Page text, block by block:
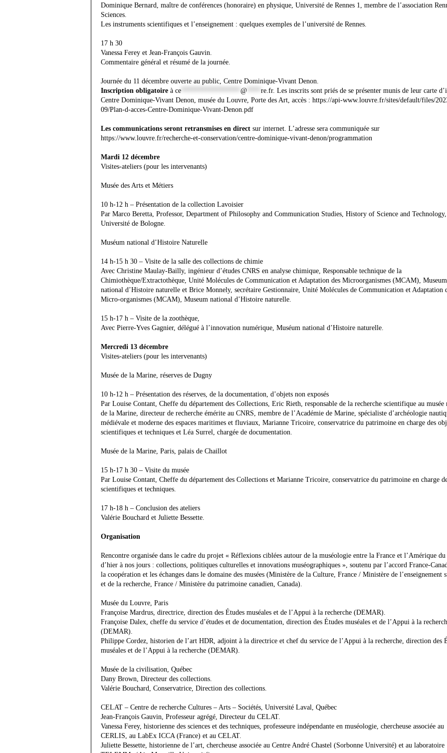
Dominique Bernard, maître de conférences (honoraire) en physique, Université de Rennes 1, membre de l’association
Sciences.
Les instruments scientifiques et l’enseignement : quelques exemples de l’université de Rennes.
17 h 30
Vanessa Ferey et Jean-François Gauvin.
Commentaire général et résumé de la journée.
Journée du 11 décembre ouverte au public, Centre Dominique-Vivant Denon.
Inscription obligatoire à ce @ re.fr. Les inscrits sont priés de se présenter munis de leur carte
Centre Dominique-Vivant Denon, musée du Louvre, Porte des Art, accès : https://api-www.louvre.fr/sites/default/files/
09/Plan-d-acces-Centre-Dominique-Vivant-Denon.pdf
Les communications seront retransmises en direct sur internet. L’adresse sera communiquée sur
https://www.louvre.fr/recherche-et-conservation/centre-dominique-vivant-denon/programmation
Mardi 12 décembre
Visites-ateliers (pour les intervenants)
Musée des Arts et Métiers
10 h-12 h – Présentation de la collection Lavoisier
Par Marco Beretta, Professor, Department of Philosophy and Communication Studies, History of Science and Technology,
Université de Bologne.
Muséum national d’Histoire Naturelle
14 h-15 h 30 – Visite de la salle des collections de chimie
Avec Christine Maulay-Bailly, ingénieur d’études CNRS en analyse chimique, Responsable technique de la
Chimiothèque/Extractothèque, Unité Molécules de Communication et Adaptation des Microorganismes (MCAM), Museum
national d’Histoire naturelle et Brice Monnely, secrétaire Gestionnaire, Unité Molécules de Communication et Adaptation
Micro-organismes (MCAM), Museum national d’Histoire naturelle.
15 h-17 h – Visite de la zoothèque,
Avec Pierre-Yves Gagnier, délégué à l’innovation numérique, Muséum national d’Histoire naturelle.
Mercredi 13 décembre
Visites-ateliers (pour les intervenants)
Musée de la Marine, réserves de Dugny
10 h-12 h – Présentation des réserves, de la documentation, d’objets non exposés
Par Louise Contant, Cheffe du département des Collections, Eric Rieth, responsable de la recherche scientifique au musée
de la Marine, directeur de recherche émérite au CNRS, membre de l’Académie de Marine, spécialiste d’archéologie
médiévale et moderne des espaces maritimes et fluviaux, Marianne Tricoire, conservatrice du patrimoine en charge des
scientifiques et techniques et Léa Surrel, chargée de documentation.
Musée de la Marine, Paris, palais de Chaillot
15 h-17 h 30 – Visite du musée
Par Louise Contant, Cheffe du département des Collections et Marianne Tricoire, conservatrice du patrimoine en charge
scientifiques et techniques.
17 h-18 h – Conclusion des ateliers
Valérie Bouchard et Juliette Bessette.
Organisation
Rencontre organisée dans le cadre du projet « Réflexions ciblées autour de la muséologie entre la France et l’Amérique
d’hier à nos jours : collections, politiques culturelles et innovations muséographiques », soutenu par l’accord France-
la coopération et les échanges dans le domaine des musées (Ministère de la Culture, France / Ministère de l’enseignement
et de la recherche, France / Ministère du patrimoine canadien, Canada).
Musée du Louvre, Paris
Françoise Mardrus, directrice, direction des Études muséales et de l’Appui à la recherche (DEMAR).
Françoise Dalex, cheffe du service d’études et de documentation, direction des Études muséales et de l’Appui à la
(DEMAR).
Philippe Cordez, historien de l’art HDR, adjoint à la directrice et chef du service de l’Appui à la recherche, direction des
muséales et de l’Appui à la recherche (DEMAR).
Musée de la civilisation, Québec
Dany Brown, Directeur des collections.
Valérie Bouchard, Conservatrice, Direction des collections.
CELAT – Centre de recherche Cultures – Arts – Sociétés, Université Laval, Québec
Jean-François Gauvin, Professeur agrégé, Directeur du CELAT.
Vanessa Ferey, historienne des sciences et des techniques, professeure indépendante en muséologie, chercheuse associée au
CERLIS, au LabEx ICCA (France) et au CELAT.
Juliette Bessette, historienne de l’art, chercheuse associée au Centre André Chastel (Sorbonne Université) et au laboratoire